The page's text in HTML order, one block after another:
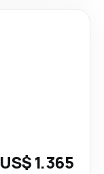
US$ 1.365